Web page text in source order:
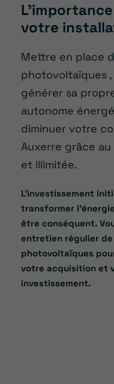
votre
Mettre en place
photovoltaïques
générer sa
autonome
diminuer votre
Auxerre grâce
et illimitée.
L’investissement
transformer
être conséquent.
entretien régulier de
photovoltaïques
votre acquisition et
investissement.